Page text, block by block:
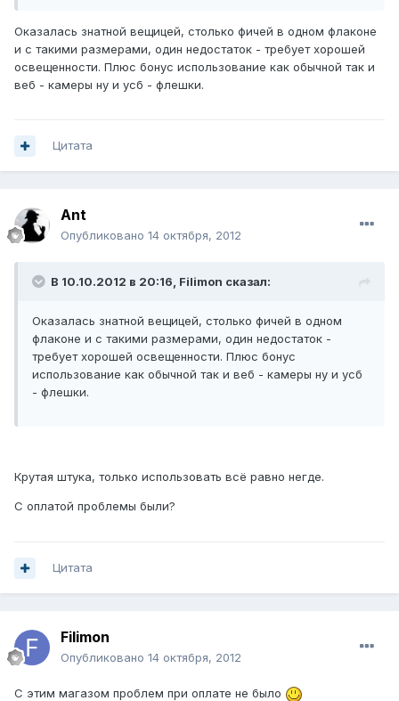
Оказалась знатной вещицей, столько фичей в одном флаконе
и с такими размерами, один недостаток - требует хорошей
освещенности. Плюс бонус использование как обычной так и
веб - камеры ну и усб - флешки.
Цитата
Ant
Опубликовано 14 октября, 2012
В 10.10.2012 в 20:16, Filimon сказал:
Оказалась знатной вещицей, столько фичей в одном
флаконе и с такими размерами, один недостаток -
требует хорошей освещенности. Плюс бонус
использование как обычной так и веб - камеры ну и усб
- флешки.
Крутая штука, только использовать всё равно негде.
С оплатой проблемы были?
Цитата
Filimon
Опубликовано 14 октября, 2012
С этим магазом проблем при оплате не было